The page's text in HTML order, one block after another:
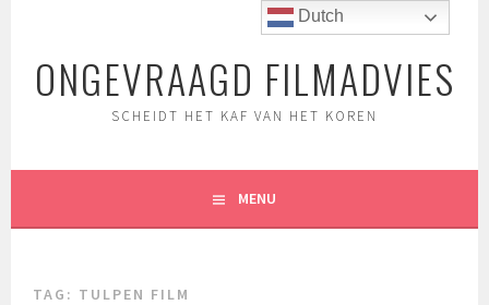
inhoudONGEVRAAGD FILMADVIES
SCHEIDT HET KAF VAN HET KOREN
MENU
TAG: TULPEN FILM
Dutch